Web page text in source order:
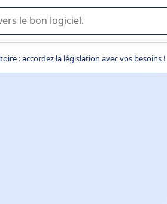
de logiciel SaaS en entreprise.
: accordez la législation avec vos besoins !